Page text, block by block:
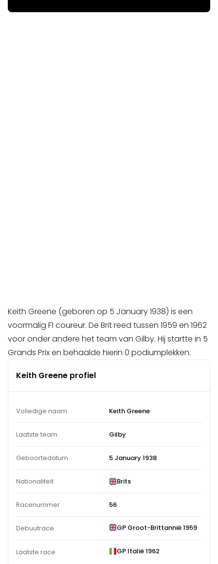
Keith Greene (geboren op 5 January 1938) is een
voormalig F1 coureur. De Brit reed tussen 1959 en 1962
voor onder andere het team van Gilby. Hij startte in 5
Grands Prix en behaalde hierin 0 podiumplekken.
Keith Greene profiel
Volledige naam Keith Greene
Laatste team Gilby
Geboortedatum 5 January 1938
Nationaliteit Brits
Racenummer 56
Debuutrace GP Groot-Brittannië 1959
Laatste race GP Italië 1962